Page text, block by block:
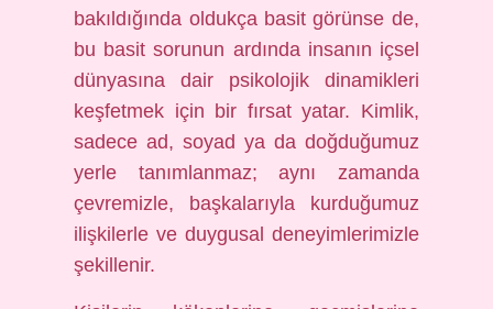
bakıldığında oldukça basit görünse de,
bu basit sorunun ardında insanın içsel
dünyasına dair psikolojik dinamikleri
keşfetmek için bir fırsat yatar. Kimlik,
sadece ad, soyad ya da doğduğumuz
yerle tanımlanmaz; aynı zamanda
çevremizle, başkalarıyla kurduğumuz
ilişkilerle ve duygusal deneyimlerimizle
şekillenir.